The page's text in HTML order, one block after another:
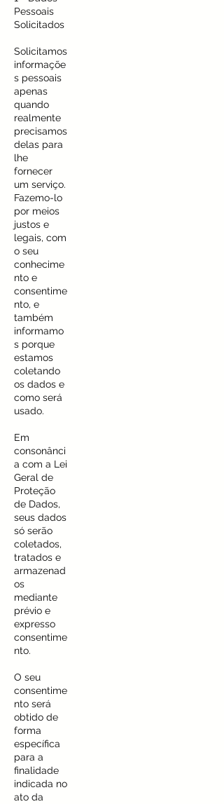
Pessoais
Solicitados
Solicitamos
informaçõe
s pessoais
apenas
quando
realmente
precisamos
delas para
lhe
fornecer
um serviço.
Fazemo-lo
por meios
justos e
legais, com
o seu
conhecime
nto e
consentime
nto, e
também
informamo
s porque
estamos
coletando
os dados e
como será
usado.
Em
consonânci
a com a Lei
Geral de
Proteção
de Dados,
seus dados
só serão
coletados,
tratados e
armazenad
os
mediante
prévio e
expresso
consentime
nto.
O seu
consentime
nto será
obtido de
forma
específica
para a
finalidade
indicada no
ato da